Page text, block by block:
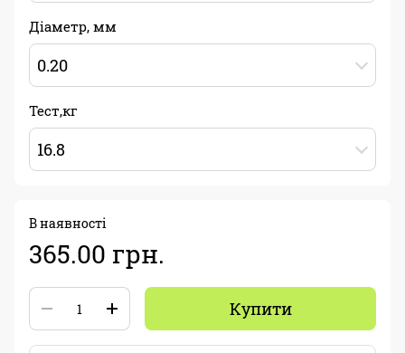
Діаметр, мм
0.20
Тест,кг
16.8
В наявності
365.00 грн.
Купити